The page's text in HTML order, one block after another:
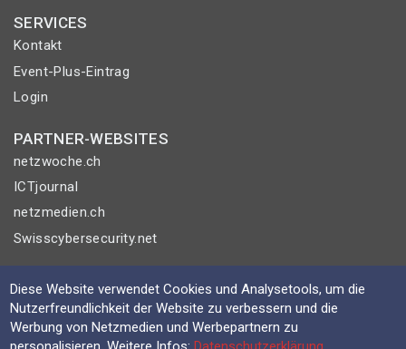
SERVICES
Kontakt
Event-Plus-Eintrag
Login
PARTNER-WEBSITES
netzwoche.ch
ICTjournal
netzmedien.ch
Swisscybersecurity.net
© NETZMEDIEN AG 2026
Impressum
AGB
Diese Website verwendet Cookies und Analysetools, um die
Nutzerfreundlichkeit der Website zu verbessern und die
Werbung von Netzmedien und Werbepartnern zu